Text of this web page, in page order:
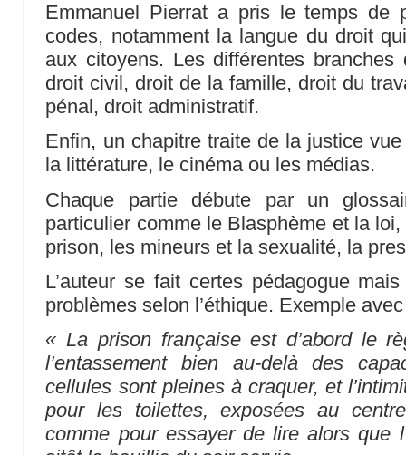
Emmanuel Pierrat a pris le temps de
codes, notamment la langue du droit
aux citoyens. Les différentes
droit civil, droit de la famille, droit du
pénal, droit administratif.
Enfin, un chapitre traite de la justice
la littérature, le cinéma ou les médias.
Chaque partie débute par un
particulier comme le Blasphème et la
prison, les mineurs et la sexualité, la
L’auteur se fait certes pédagogue
problèmes selon l’éthique. Exemple
« La prison française est d’abord le
l’entassement bien au-delà des
cellules sont pleines à craquer, et
pour les toilettes, exposées au
comme pour essayer de lire alors que